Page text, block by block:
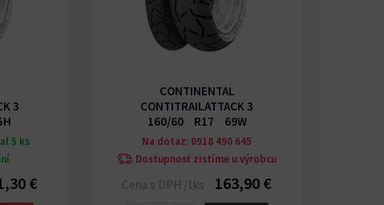
3
5 ks
€
CONTINENTAL
CONTITRAILATTACK 3
160/60 R17 69W
Na dotaz: 0918 490 645
Dostupnosť zistíme u výrobcu
Cena s DPH /1ks 163,90 €